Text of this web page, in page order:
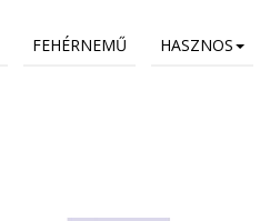
FEHÉRNEMŰ HASZNOS